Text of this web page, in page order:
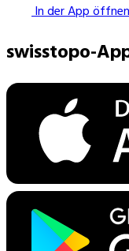
In der App öffnen
swisstopo-